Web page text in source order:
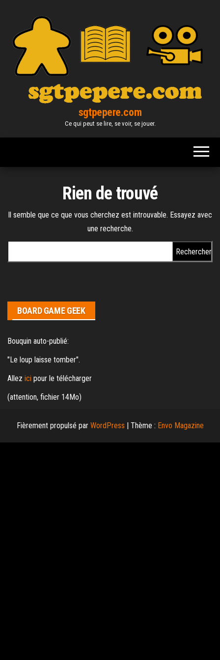
content
sgtpepere.com
Ce qui peut se lire, se voir, se jouer.
Rien de trouvé
Il semble que ce que vous cherchez est introuvable. Essayez avec
une recherche.
BOARD GAME GEEK
Bouquin auto-publié:
"Le loup laisse tomber".
Allez ici pour le télécharger
(attention, fichier 14Mo)
Fièrement propulsé par WordPress | Thème : Envo Magazine